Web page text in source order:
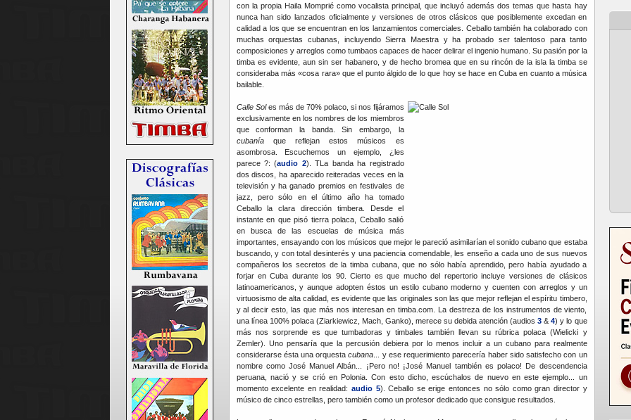
con la propia Haila Momprié como vocalista principal, que incluyó además dos temas que hasta hay
nunca han sido lanzados oficialmente y versiones de otros clásicos que posiblemente excedan en
calidad a los que se encuentran en los lanzamientos comerciales. Ceballo también ha colaborado con
muchas orquestas cubanas, incluyendo Sierra Maestra y ha probado ser talentoso para tanto
composiciones y arreglos como tumbaos capaces de hacer delirar el ingenio humano. Su pasión por la
timba es evidente, aun sin ser habanero, y de hecho bromea que en su rincón de la isla la timba se
consideraba más «cosa rara» que el punto álgido de lo que hoy se hace en Cuba en cuanto a música
bailable.
Calle Soles más de 70% polaco, si nos fijáramos
exclusivamente en los nombres de los miembros
que conforman la banda. Sin embargo, la
cubaníaque reflejan estos músicos es
asombrosa. Escuchemos un ejemplo, ¿les
parece ?: (audio 2). TLa banda ha registrado
dos discos, ha aparecido reiteradas veces en la
televisión y ha ganado premios en festivales de
jazz, pero sólo en el último año ha tomado
Ceballo la clara dirección timbera. Desde el
instante en que pisó tierra polaca, Ceballo salió
en busca de las escuelas de música más
importantes, ensayando con los músicos que mejor le pareció asimilarían el sonido cubano que estaba
buscando, y con total desinterés y una paciencia comendable, les enseño a cada uno de sus nuevos
compañeros los secretos de la timba cubana, que no sólo había aprendido, pero había ayudado a
forjar en Cuba durante los 90. Cierto es que mucho del repertorio incluye versiones de clásicos
latinoamericanos, y aunque adopten éstos un estilo cubano moderno y cuenten con arreglos y un
virtuosismo de alta calidad, es evidente que las originales son las que mejor reflejan el espíritu timbero,
y al decir esto, las que más nos interesan en timba.com. La destreza de los instrumentos de viento,
una línea 100% polaca (Ziarkiewicz, Mach, Ganko), merece su debida atención (audios3 &4) y lo que
más nos sorprende es que tumbadoras y timbales también llevan su rúbrica polaca (Wielicki y
Zemler). Uno pensaría que la percusión debiera por lo menos incluir a un cubano para realmente
considerarse ésta una orquestacubana ... y ese requerimiento parecería haber sido satisfecho con un
nombre como José Manuel Albán... ¡Pero no! ¡José Manuel también es polaco! De descendencia
peruana, nació y se crió en Polonia. Con esto dicho, escúchalos de nuevo en este ejemplo... un
momento excelente en realidad: audio 5). Ceballo se erige entonces no sólo como gran director y
músico de cinco estrellas, pero también como un profesor dedicado que consigue resultados.